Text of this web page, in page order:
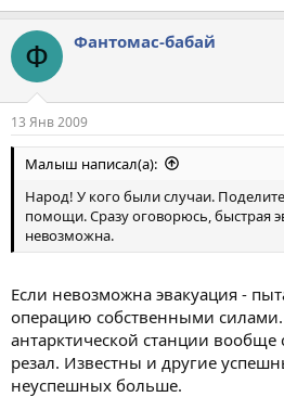
Ф Фантомас-бабай
13 Янв 2009
Малыш написал(а):
Народ! У кого были случаи.
помощи. Сразу оговорюсь, быстрая
невозможна.
Если невозможна эвакуация -
операцию собственными
антарктической станции вообще
резал. Известны и другие
неуспешных больше.